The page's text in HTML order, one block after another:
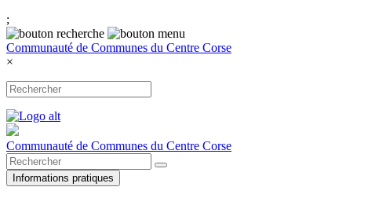
;
Communauté de Communes du Centre Corse
×
Communauté de Communes du Centre Corse
Informations pratiques